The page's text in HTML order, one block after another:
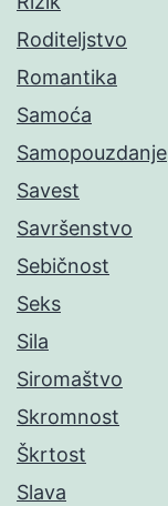
Roditeljstvo
Romantika
Samoća
Samopouzdanje
Savest
Savršenstvo
Sebičnost
Seks
Sila
Siromaštvo
Skromnost
Škrtost
Slava